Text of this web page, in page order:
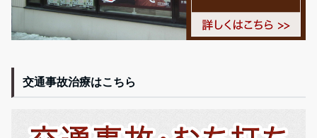
交通事故治療はこちら